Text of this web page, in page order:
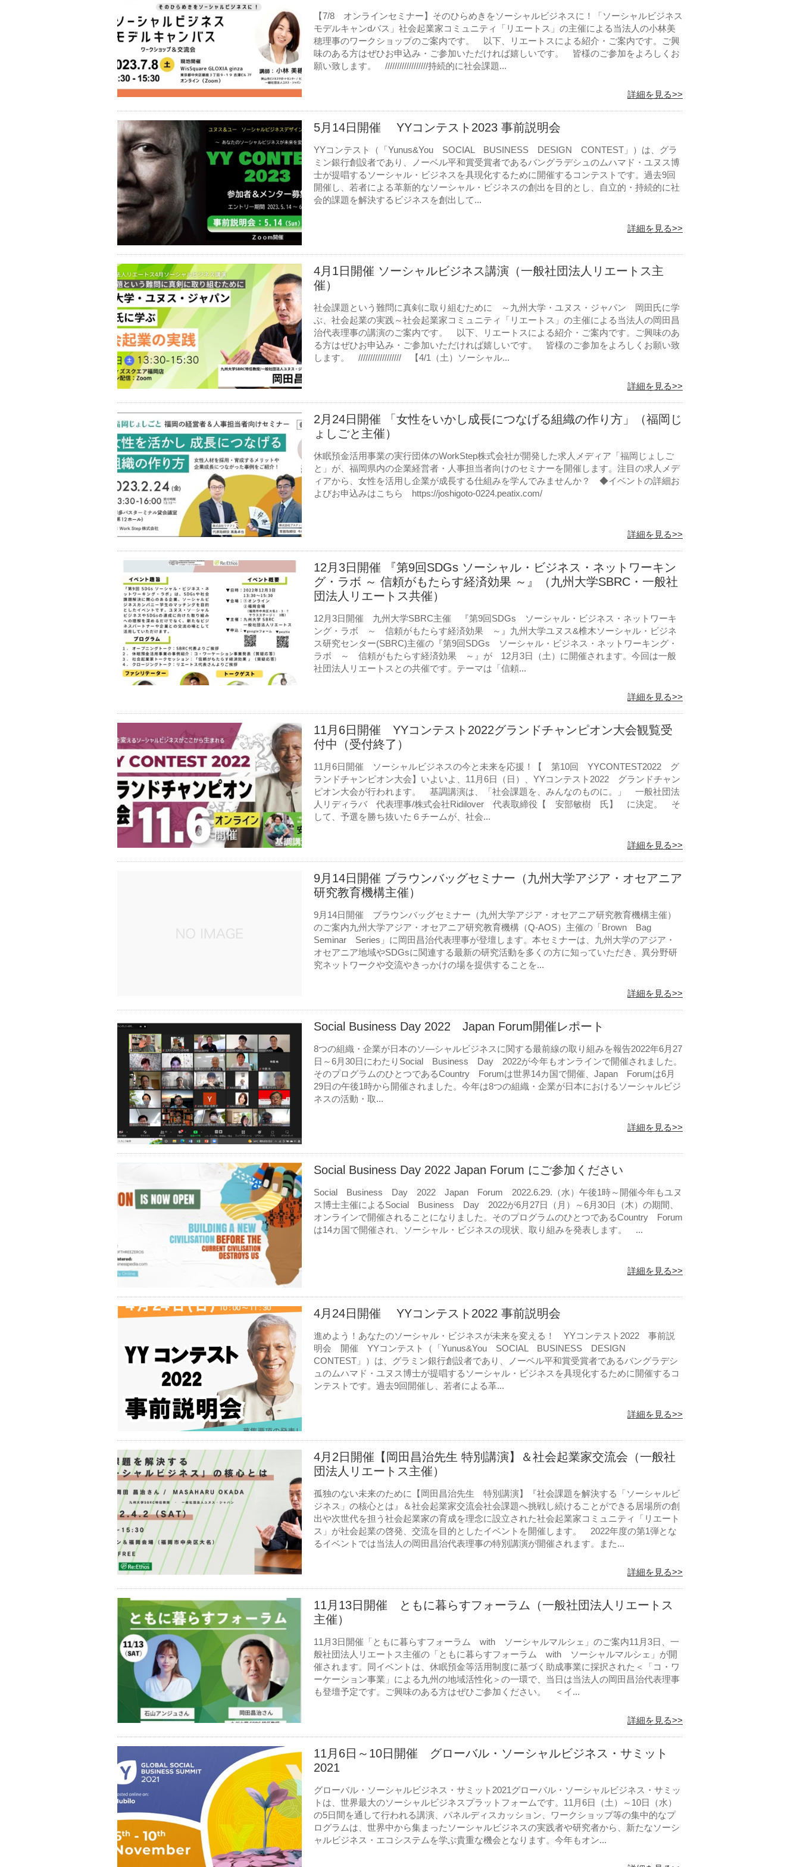
【7/8 オンラインセミナー】そのひらめきをソーシャルビジネスに！「ソーシャルビジネス
モデルキャンdバス」社会起業家コミュニティ「リエートス」の主催による当法人の小林美
穂理事のワークショップのご案内です。 以下、リエートスによる紹介・ご案内です。ご興
味のある方はぜひお申込み・ご参加いただければ嬉しいです。 皆様のご参加をよろしくお
願い致します。 //////////////////持続的に社会課題...
詳細を見る>>
5月14日開催 YYコンテスト2023 事前説明会
YYコンテスト（「Yunus&You SOCIAL BUSINESS DESIGN CONTEST」）は、グラ
ミン銀行創設者であり、ノーベル平和賞受賞者であるバングラデシュのムハマド・ユヌス博
士が提唱するソーシャル・ビジネスを具現化するために開催するコンテストです。過去9回
開催し、若者による革新的なソーシャル・ビジネスの創出を目的とし、自立的・持続的に社
会的課題を解決するビジネスを創出して...
詳細を見る>>
4月1日開催 ソーシャルビジネス講演（一般社団法人リエートス主
催）
社会課題という難問に真剣に取り組むために ～九州大学・ユヌス・ジャパン 岡田氏に学
ぶ、社会起業の実践～社会起業家コミュニティ「リエートス」の主催による当法人の岡田昌
治代表理事の講演のご案内です。 以下、リエートスによる紹介・ご案内です。ご興味のあ
る方はぜひお申込み・ご参加いただければ嬉しいです。 皆様のご参加をよろしくお願い致
します。 ////////////////// 【4/1（土）ソーシャル...
詳細を見る>>
2月24日開催 「女性をいかし成長につなげる組織の作り方」（福岡じ
ょしごと主催）
休眠預金活用事業の実行団体のWorkStep株式会社が開発した求人メディア「福岡じょしご
と」が、福岡県内の企業経営者・人事担当者向けのセミナーを開催します。注目の求人メデ
ィアから、女性を活用し企業が成長する仕組みを学んでみませんか？ ◆イベントの詳細お
よびお申込みはこちら https://joshigoto-0224.peatix.com/
詳細を見る>>
12月3日開催 『第9回SDGs ソーシャル・ビジネス・ネットワーキン
グ・ラボ ～ 信頼がもたらす経済効果 ～』（九州大学SBRC・一般社
団法人リエートス共催）
12月3日開催 九州大学SBRC主催 『第9回SDGs ソーシャル・ビジネス・ネットワーキ
ング・ラボ ～ 信頼がもたらす経済効果 ～』九州大学ユヌス&椎木ソーシャル・ビジネ
ス研究センター(SBRC)主催の『第9回SDGs ソーシャル・ビジネス・ネットワーキング・
ラボ ～ 信頼がもたらす経済効果 ～』が 12月3日（土）に開催されます。今回は一般
社団法人リエートスとの共催です。テーマは「信頼...
詳細を見る>>
11月6日開催 YYコンテスト2022グランドチャンピオン大会観覧受
付中（受付終了）
11月6日開催 ソーシャルビジネスの今と未来を応援！【 第10回 YYCONTEST2022 グ
ランドチャンピオン大会】いよいよ、11月6日（日）、YYコンテスト2022 グランドチャン
ピオン大会が行われます。 基調講演は、「社会課題を、みんなのものに。」 一般社団法
人リディラバ 代表理事/株式会社Ridilover 代表取締役【 安部敏樹 氏】 に決定。 そ
して、予選を勝ち抜いた６チームが、社会...
詳細を見る>>
9月14日開催 ブラウンバッグセミナー（九州大学アジア・オセアニア
研究教育機構主催）
9月14日開催 ブラウンバッグセミナー（九州大学アジア・オセアニア研究教育機構主催）
のご案内九州大学アジア・オセアニア研究教育機構（Q-AOS）主催の「Brown Bag
Seminar Series」に岡田昌治代表理事が登壇します。本セミナーは、九州大学のアジア・
オセアニア地域やSDGsに関連する最新の研究活動を多くの方に知っていただき、異分野研
究ネットワークや交流やきっかけの場を提供することを...
詳細を見る>>
Social Business Day 2022 Japan Forum開催レポート
8つの組織・企業が日本のソ―シャルビジネスに関する最前線の取り組みを報告2022年6月27
日～6月30日にわたりSocial Business Day 2022が今年もオンラインで開催されました。
そのプログラムのひとつであるCountry Forumは世界14カ国で開催、Japan Forumは6月
29日の午後1時から開催されました。今年は8つの組織・企業が日本におけるソーシャルビジ
ネスの活動・取...
詳細を見る>>
Social Business Day 2022 Japan Forum にご参加ください
Social Business Day 2022 Japan Forum 2022.6.29.（水）午後1時～開催今年もユヌ
ス博士主催によるSocial Business Day 2022が6月27日（月）～6月30日（木）の期間、
オンラインで開催されることになりました。そのプログラムのひとつであるCountry Forum
は14カ国で開催され、ソーシャル・ビジネスの現状、取り組みを発表します。 ...
詳細を見る>>
4月24日開催 YYコンテスト2022 事前説明会
進めよう！あなたのソーシャル・ビジネスが未来を変える！ YYコンテスト2022 事前説
明会 開催 YYコンテスト（「Yunus&You SOCIAL BUSINESS DESIGN
CONTEST」）は、グラミン銀行創設者であり、ノーベル平和賞受賞者であるバングラデシ
ュのムハマド・ユヌス博士が提唱するソーシャル・ビジネスを具現化するために開催するコ
ンテストです。過去9回開催し、若者による革...
詳細を見る>>
4月2日開催【岡田昌治先生 特別講演】＆社会起業家交流会（一般社
団法人リエートス主催）
孤独のない未来のために【岡田昌治先生 特別講演】『社会課題を解決する「ソーシャルビ
ジネス」の核心とは』＆社会起業家交流会社会課題へ挑戦し続けることができる居場所の創
出や次世代を担う社会起業家の育成を理念に設立された社会起業家コミュニティ「リエート
ス」が社会起業の啓発、交流を目的としたイベントを開催します。 2022年度の第1弾とな
るイベントでは当法人の岡田昌治代表理事の特別講演が開催されます。また...
詳細を見る>>
11月13日開催 ともに暮らすフォーラム（一般社団法人リエートス
主催）
11月3日開催「ともに暮らすフォーラム with ソーシャルマルシェ」のご案内11月3日、一
般社団法人リエートス主催の「ともに暮らすフォーラム with ソーシャルマルシェ」が開
催されます。同イベントは、休眠預金等活用制度に基づく助成事業に採択された＜「コ・ワ
ーケーション事業」による九州の地域活性化＞の一環で、当日は当法人の岡田昌治代表理事
も登壇予定です。ご興味のある方はぜひご参加ください。 ＜イ...
詳細を見る>>
11月6日～10日開催 グローバル・ソーシャルビジネス・サミット
2021
グローバル・ソーシャルビジネス・サミット2021グローバル・ソーシャルビジネス・サミッ
トは、世界最大のソーシャルビジネスプラットフォームです。11月6日（土）～10日（水）
の5日間を通して行われる講演、パネルディスカッション、ワークショップ等の集中的なプ
ログラムは、世界中から集まったソーシャルビジネスの実践者や研究者から、新たなソーシ
ャルビジネス・エコシステムを学ぶ貴重な機会となります。今年もオン...